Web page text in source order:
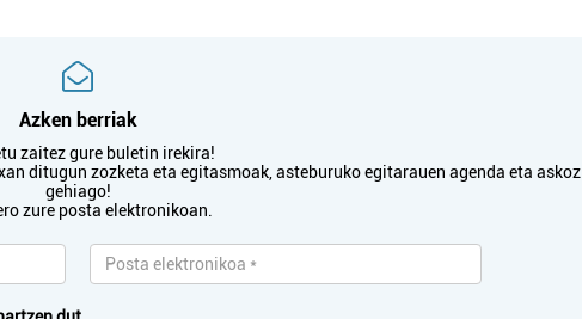
Azken berriak
zaitez gure buletin irekira!
ditugun zozketa eta egitasmoak, asteburuko egitarauen agenda eta askoz
gehiago!
zure posta elektronikoan.